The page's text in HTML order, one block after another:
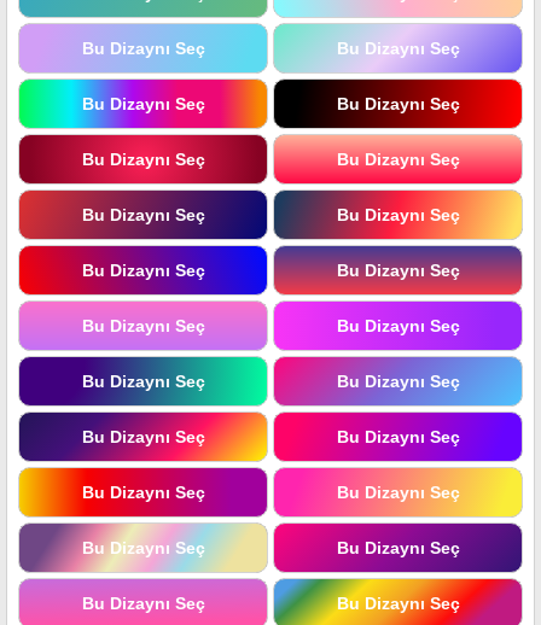
Bu Dizaynı Seç Bu Dizaynı Seç
Bu Dizaynı Seç Bu Dizaynı Seç
Bu Dizaynı Seç Bu Dizaynı Seç
Bu Dizaynı Seç Bu Dizaynı Seç
Bu Dizaynı Seç Bu Dizaynı Seç
Bu Dizaynı Seç Bu Dizaynı Seç
Bu Dizaynı Seç Bu Dizaynı Seç
Bu Dizaynı Seç Bu Dizaynı Seç
Bu Dizaynı Seç Bu Dizaynı Seç
Bu Dizaynı Seç Bu Dizaynı Seç
Bu Dizaynı Seç Bu Dizaynı Seç